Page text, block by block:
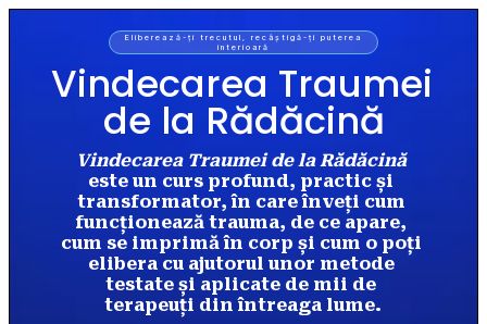
Vindecarea Traumei
de la Rădăcină
Eliberează-ți trecutul, recâștigă-ți puterea
interioară
Vindecarea Traumei de la Rădăcină
este un curs profund, practic și
transformator, în care înveți cum
funcționează trauma, de ce apare,
cum se imprimă în corp și cum o poți
elibera cu ajutorul unor metode
testate și aplicate de mii de
terapeuți din întreaga lume.